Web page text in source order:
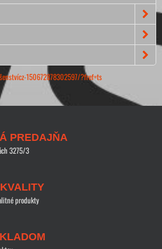
150672878302597/?fref=ts
PREDAJŇA
3275/3
produkty